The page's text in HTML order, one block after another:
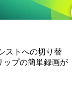
ストへの切り替
ップの簡単録画が